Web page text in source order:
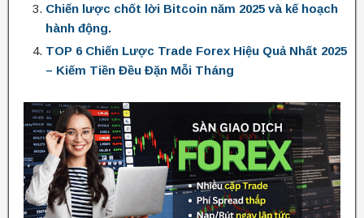
Chiến lược chốt lời Bitcoin năm 2025 và kế hoạch
hành động.
TOP 6 Chiến Lược Trade Forex Hiệu Quả Nhất 2025
– Kiếm Tiền Đều Đặn Mỗi Tháng